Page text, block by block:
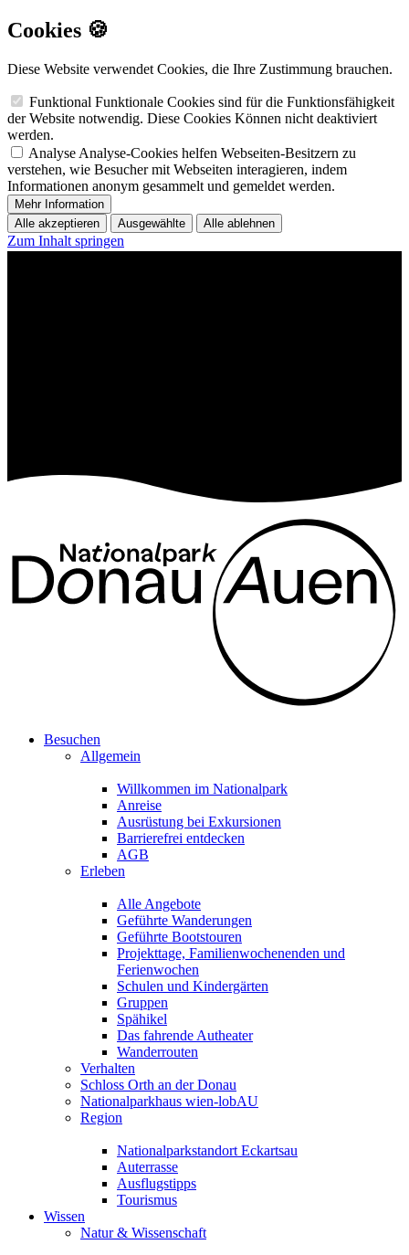
Cookies 🍪
Diese Website verwendet Cookies, die Ihre Zustimmung brauchen.
Funktional Funktionale Cookies sind für die Funktionsfähigkeit
der Website notwendig. Diese Cookies Können nicht deaktiviert
werden.
Analyse Analyse-Cookies helfen Webseiten-Besitzern zu
verstehen, wie Besucher mit Webseiten interagieren, indem
Informationen anonym gesammelt und gemeldet werden.
Mehr Information
Alle akzeptieren
Ausgewählte Alle ablehnen
Zum Inhalt springen
Besuchen
Allgemein
Willkommen im Nationalpark
Anreise
Ausrüstung bei Exkursionen
Barrierefrei entdecken
AGB
Erleben
Alle Angebote
Geführte Wanderungen
Geführte Bootstouren
Projekttage, Familienwochenenden und
Ferienwochen
Schulen und Kindergärten
Gruppen
Spähikel
Das fahrende Autheater
Wanderrouten
Verhalten
Schloss Orth an der Donau
Nationalparkhaus wien-lobAU
Region
Nationalparkstandort Eckartsau
Auterrasse
Ausflugstipps
Tourismus
Wissen
Natur & Wissenschaft